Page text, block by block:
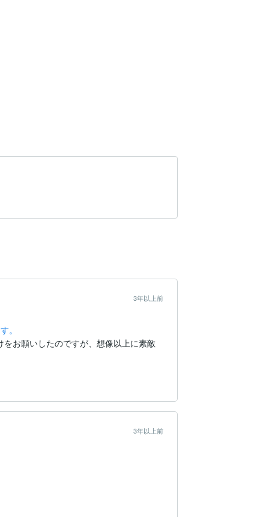
3年以上前
。
お願いしたのですが、想像以上に素敵
3年以上前